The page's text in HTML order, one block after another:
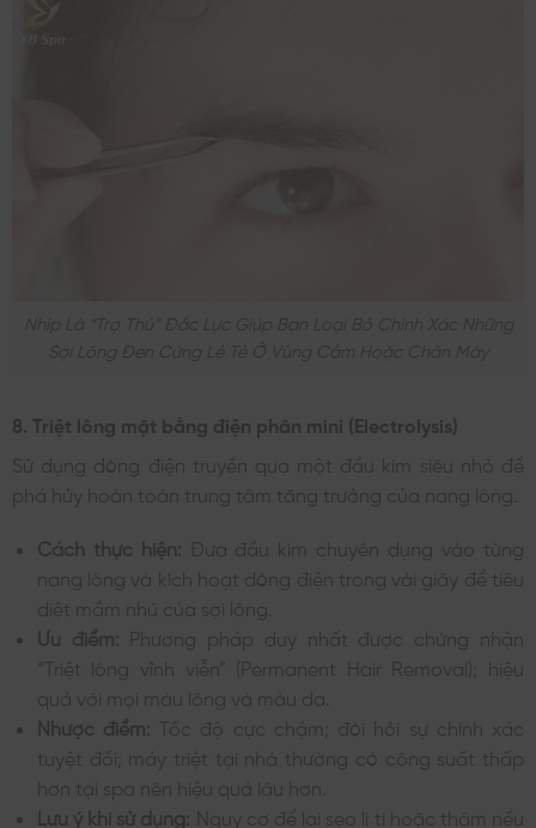
Nhíp Là “trợ Thủ” Đắc Lực Giúp Bạn Loại Bỏ Chính Xác Những
Sợi Lông Đen Cứng Lẻ Tẻ Ở Vùng Cằm Hoặc Chân Mày
8. Triệt lông mặt bằng điện phân mini (Electrolysis)
Sử dụng dòng điện truyền qua một đầu kim siêu nhỏ để
phá hủy hoàn toàn trung tâm tăng trưởng của nang lông.
Cách thực hiện:
Đưa đầu kim chuyên dụng vào từng
nang lông và kích hoạt dòng điện trong vài giây để tiêu
diệt mầm nhú của sợi lông.
Ưu điểm:
Phương pháp duy nhất được chứng nhận
“Triệt lông vĩnh viễn” (Permanent Hair Removal); hiệu
quả với mọi màu lông và màu da.
Nhược điểm: Tốc độ cực chậm; đòi hỏi sự chính xác
tuyệt đối; máy triệt tại nhà thường có công suất thấp
hơn tại spa nên hiệu quả lâu hơn.
Lưu ý khi sử dụng: Nguy cơ để lại sẹo li ti hoặc thâm nếu